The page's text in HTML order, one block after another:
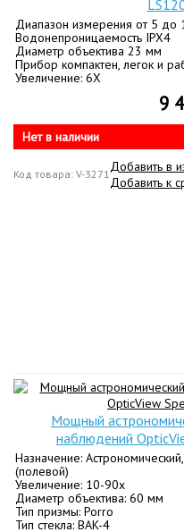
Диапазон измерения от 5 до
Водонепроницаемость IPX4
Диаметр объектива 23 мм
Прибор компактен, легок и
Увеличение: 6X
9
Нет в наличии
Код товара: V-3271Добавить в
Добавить к
Мощный
наблюдений
Назначение:
(полевой)
Увеличение: 10-90х
Диаметр объектива: 60 мм
Тип призмы: Porro
Тип стекла: BАK-4